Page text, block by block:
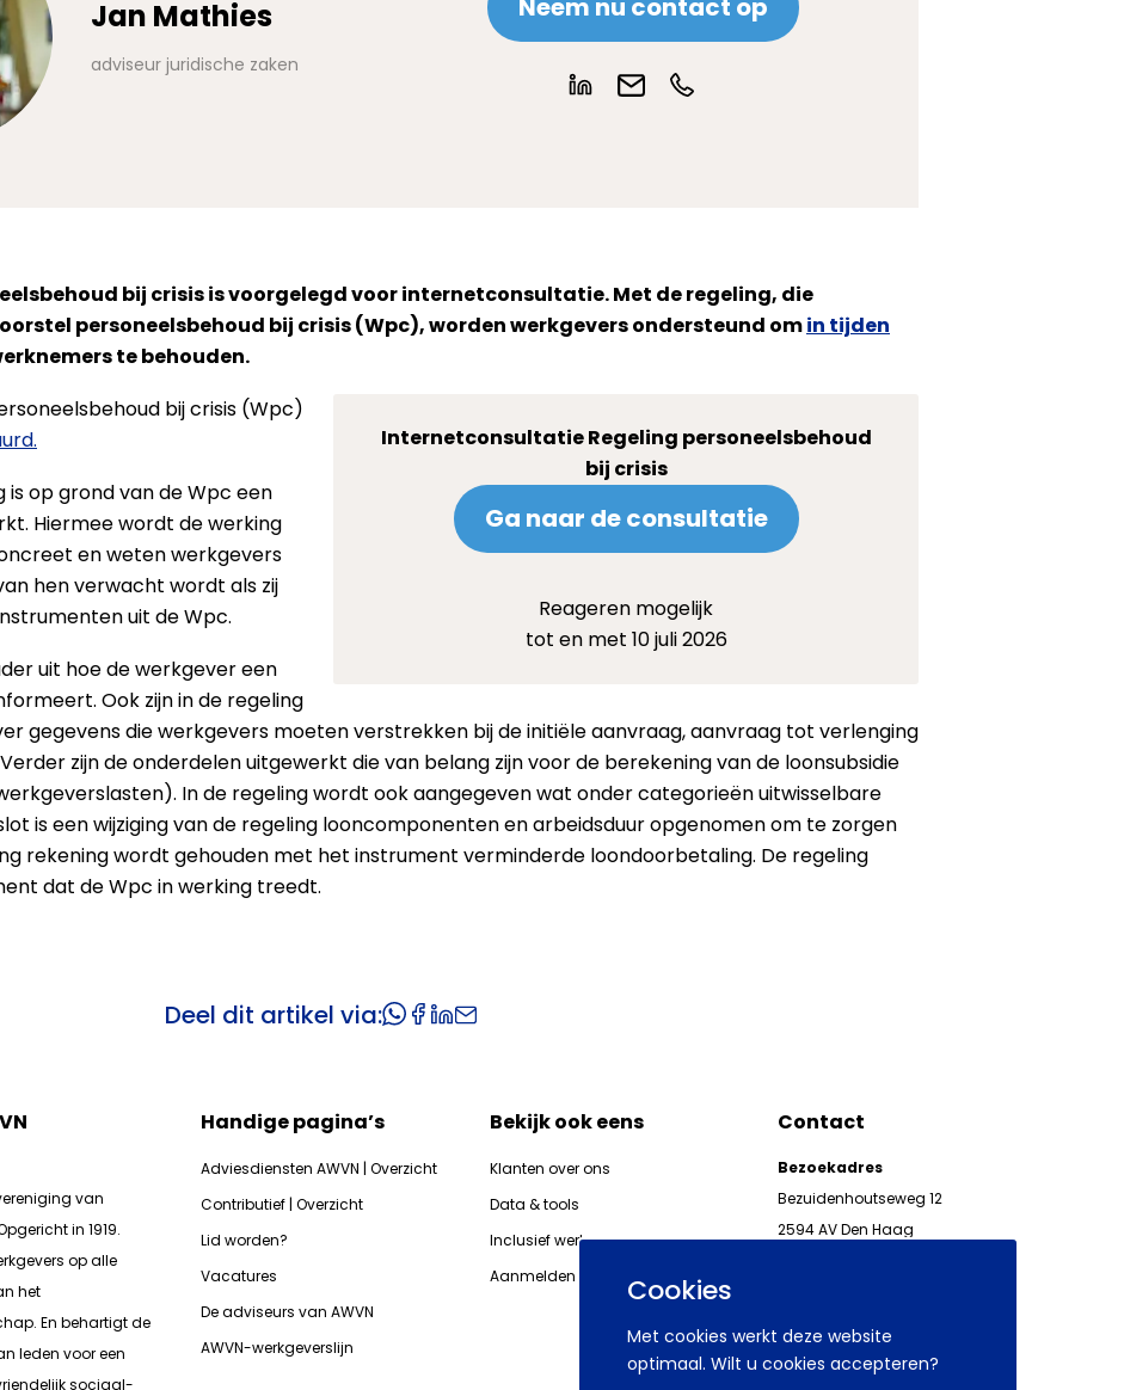
Cookies
Met cookies werkt deze website
optimaal. Wilt u cookies accepteren?
Jan Mathies
adviseur juridische zaken
bij crisis is voorgelegd voor internetconsultatie. Met de regeling, die
personeelsbehoud bij crisis (Wpc), worden werkgevers ondersteund omin tijden
te behouden.
Internetconsultatie Regeling personeelsbehoud
bij crisis
Ga naar de consultatie
Reageren mogelijk
tot en met 10 juli 2026
bij crisis (Wpc)
op grond van de Wpc een
Hiermee wordt de werking
en weten werkgevers
hen verwacht wordt als zij
uit de Wpc.
uit hoe de werkgever een
Ook zijn in de regeling
gegevens die werkgevers moeten verstrekken bij de initiële aanvraag, aanvraag tot verlenging
zijn de onderdelen uitgewerkt die van belang zijn voor de berekening van de loonsubsidie
In de regeling wordt ook aangegeven wat onder categorieën uitwisselbare
is een wijziging van de regeling looncomponenten en arbeidsduur opgenomen om te zorgen
rekening wordt gehouden met het instrument verminderde loondoorbetaling. De regeling
dat de Wpc in werking treedt.
Deel dit artikel via:
van
in 1919.
op alle
het
En behartigt de
leden voor een
sociaal-
Handige pagina’s
Adviesdiensten AWVN | Overzicht
Contributief | Overzicht
Lid worden?
Vacatures
De adviseurs van AWVN
AWVN-werkgeverslijn
Bekijk ook eens
Klanten over ons
Data & tools
Inclusief werkgeven
Aanmelden nieuwsbrieven AWVN
Contact
Bezoekadres
Bezuidenhoutseweg 12
2594 AV Den Haag
werkgeverslijn@awvn.nl